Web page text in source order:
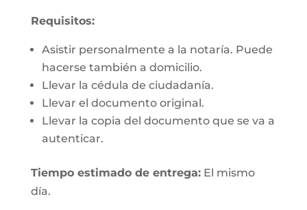
Requisitos:
Asistir personalmente a la notaría. Puede
hacerse también a domicilio.
Llevar la cédula de ciudadanía.
Llevar el documento original.
Llevar la copia del documento que se va a
autenticar.
Tiempo estimado de entrega:El mismo
día.